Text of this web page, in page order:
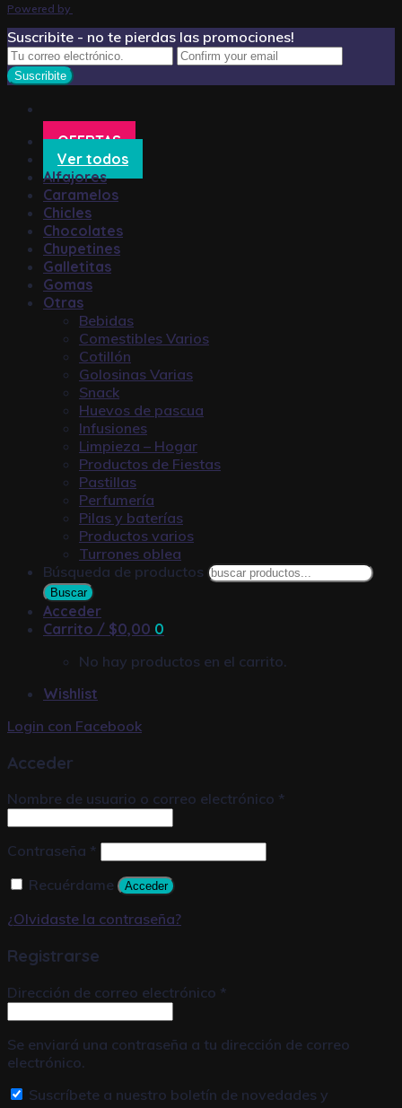
Powered by
Suscribite - no te pierdas las promociones!
OFERTAS
Ver todos
Alfajores
Caramelos
Chicles
Chocolates
Chupetines
Galletitas
Gomas
Otras
Bebidas
Comestibles Varios
Cotillón
Golosinas Varias
Snack
Huevos de pascua
Infusiones
Limpieza – Hogar
Productos de Fiestas
Pastillas
Perfumería
Pilas y baterías
Productos varios
Turrones oblea
Búsqueda de productos
Buscar
Acceder
Carrito / $0,00 0
No hay productos en el carrito.
Wishlist
Login con Facebook
Acceder
Nombre de usuario o correo electrónico *
Contraseña *
Recuérdame
Acceder
¿Olvidaste la contraseña?
Registrarse
Dirección de correo electrónico *
Se enviará una contraseña a tu dirección de correo
electrónico.
Suscríbete a nuestro boletín de novedades y